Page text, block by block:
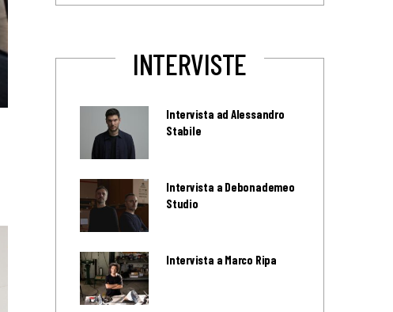
INTERVISTE
Intervista ad Alessandro
Stabile
Intervista a Debonademeo
Studio
Intervista a Marco Ripa